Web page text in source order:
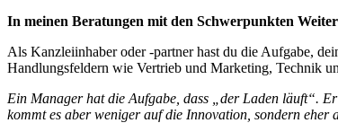
In meinen Beratungen mit den Schwerpunkten
Als Kanzleiinhaber oder -partner hast du die Aufgabe,
Handlungsfeldern wie Vertrieb und Marketing, Technik
Ein Manager hat die Aufgabe, dass „der Laden läuft“.
kommt es aber weniger auf die Innovation, sondern